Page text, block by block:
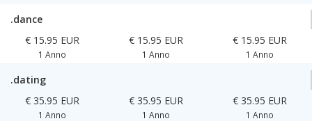
.dance
€ 15.95 EUR
1 Anno
€ 15.95 EUR
1 Anno
€ 15.95 EUR
1 Anno
.dating
€ 35.95 EUR
1 Anno
€ 35.95 EUR
1 Anno
€ 35.95 EUR
1 Anno